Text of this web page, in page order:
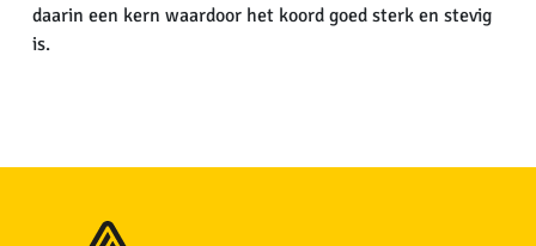
daarin een kern waardoor het koord goed sterk en stevig
is.